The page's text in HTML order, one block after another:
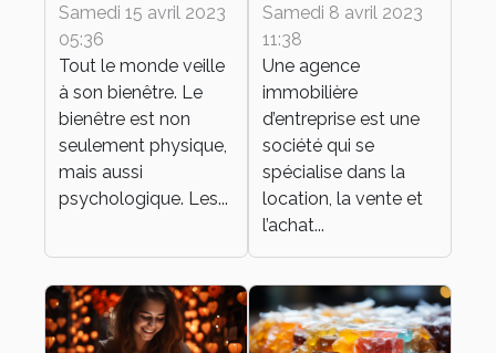
bienfaits des
sels de bain ?
Samedi 15 avril 2023
05:36
Tout le monde veille
à son bienêtre. Le
bienêtre est non
seulement physique,
mais aussi
psychologique. Les...
agence
immobilière
d’entreprise ?
Samedi 8 avril 2023
11:38
Une agence
immobilière
d’entreprise est une
société qui se
spécialise dans la
location, la vente et
l’achat...